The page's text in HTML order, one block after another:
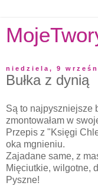
niedziela, 9
Bułka z dynią
Są to najpyszniejsze
zmontowałam w
Przepis z "Księgi
oka mgnieniu.
Zajadane same, z
Mięciutkie, wilgotne,
Pyszne!